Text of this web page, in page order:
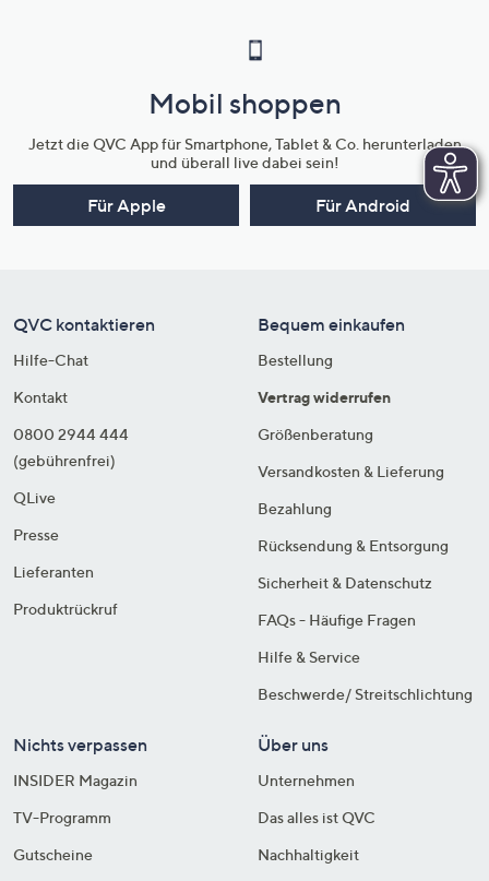
Mobil shoppen
Jetzt die QVC App für Smartphone, Tablet & Co. herunterladen
und überall live dabei sein!
Für Apple Für Android
QVC kontaktieren
Hilfe-Chat
Kontakt
0800 2944 444
(gebührenfrei)
QLive
Presse
Lieferanten
Produktrückruf
Bequem einkaufen
Bestellung
Vertrag widerrufen
Größenberatung
Versandkosten & Lieferung
Bezahlung
Rücksendung & Entsorgung
Sicherheit & Datenschutz
FAQs - Häufige Fragen
Hilfe & Service
Beschwerde/ Streitschlichtung
Nichts verpassen
INSIDER Magazin
TV-Programm
Gutscheine
Über uns
Unternehmen
Das alles ist QVC
Nachhaltigkeit